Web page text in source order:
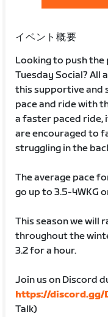
イベント概要
Looking to push
Tuesday Social? All
this supportive and
pace and ride with
a faster paced ride,
are encouraged to
struggling in the
The average pace
go up to 3.5-4WKG
This season we will
throughout the
3.2 for a hour.
Join us on Discord
https://discord.gg/
Talk)